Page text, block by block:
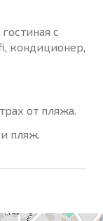
с
кондиционер,
от пляжа.
пляж.